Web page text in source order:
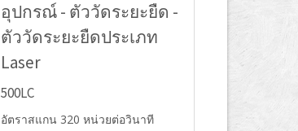
อุปกรณ์ - ตัววัดระยะยืด -
ตัววัดระยะยืดประเภท
Laser
500LC
อัตราสแกน 320 หน่วยต่อวินาที